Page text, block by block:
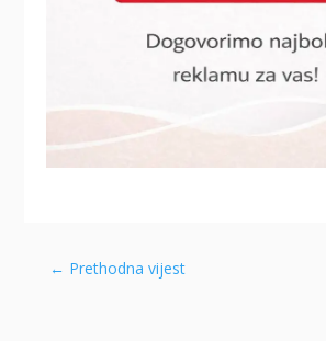
← Prethodna vijest